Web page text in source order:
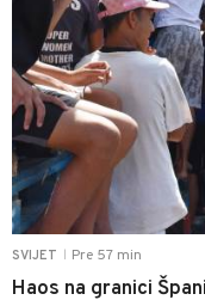
SVIJET Pre 57 min
Haos na granici